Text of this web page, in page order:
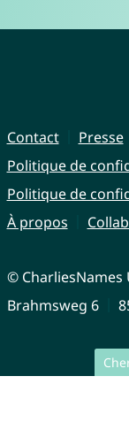
Contact
Presse
Politique de
Politique de
À propos
©
Brahmsweg 6